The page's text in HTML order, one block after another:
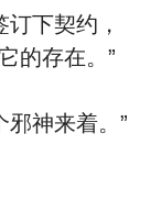
下契约，
的存在。”
神来着。”